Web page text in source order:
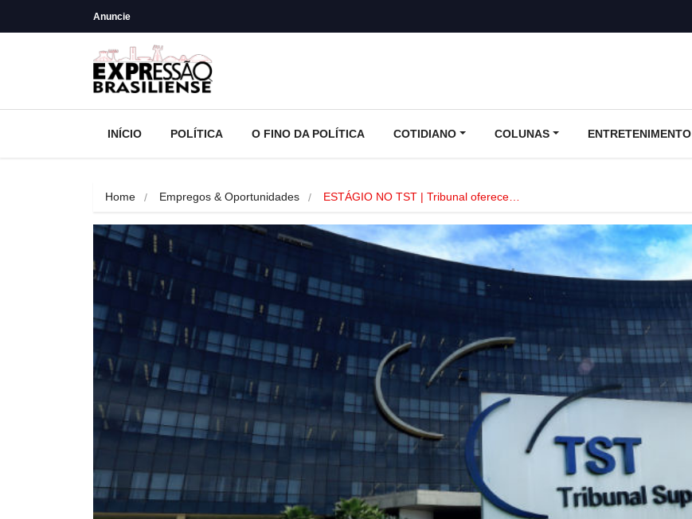
Anuncie
INÍCIO POLÍTICA O FINO DA POLÍTICA COTIDIANO COLUNAS ENTRETENIMENTO
Home Empregos & Oportunidades ESTÁGIO NO TST | Tribunal oferece…